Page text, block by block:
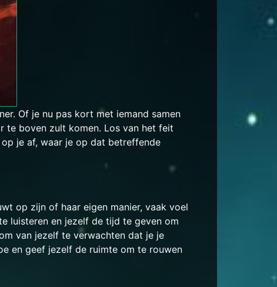
Of je nu pas kort met iemand samen
te boven zult komen. Los van het feit
je af, waar je op dat betreffende
op zijn of haar eigen manier, vaak voel
luisteren en jezelf de tijd te geven om
van jezelf te verwachten dat je je
en geef jezelf de ruimte om te rouwen